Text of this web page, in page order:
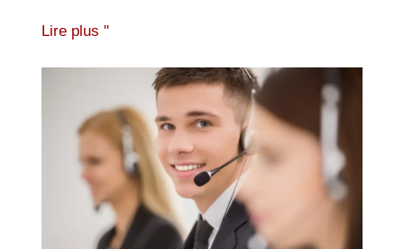
Lire plus "